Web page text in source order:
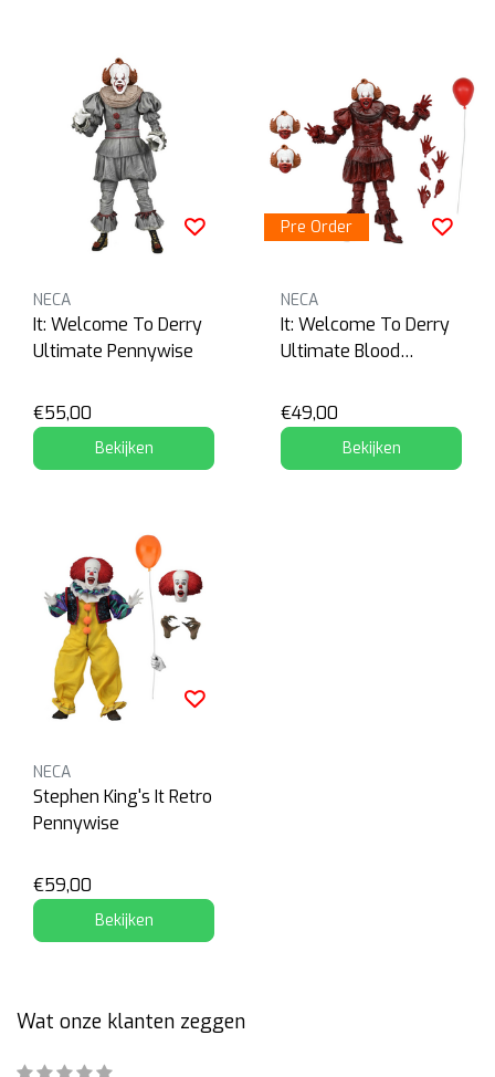
NECA
It: Welcome To Derry
Ultimate Pennywise
€55,00
Bekijken
Pre Order
NECA
It: Welcome To Derry
Ultimate Blood
€49,00
Bekijken
NECA
Stephen King's It Retro
Pennywise
€59,00
Bekijken
Wat onze klanten zeggen